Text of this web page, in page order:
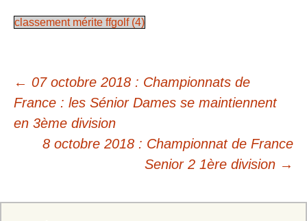
classement mérite ffgolf (4)
Navigation
des
articles
← 07 octobre 2018 : Championnats de
France : les Sénior Dames se maintiennent
en 3ème division
8 octobre 2018 : Championnat de France
Senior 2 1ère division →